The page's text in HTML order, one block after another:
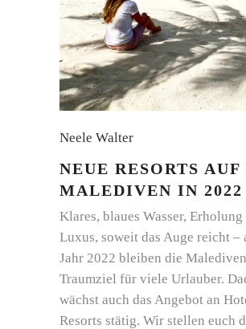
Neele Walter
NEUE RESORTS AUF
MALEDIVEN IN 2022
Klares, blaues Wasser, Erholung
Luxus, soweit das Auge reicht –
Jahr 2022 bleiben die
Traumziel für viele Urlauber.
wächst auch das Angebot an
Resorts stätig. Wir stellen euch